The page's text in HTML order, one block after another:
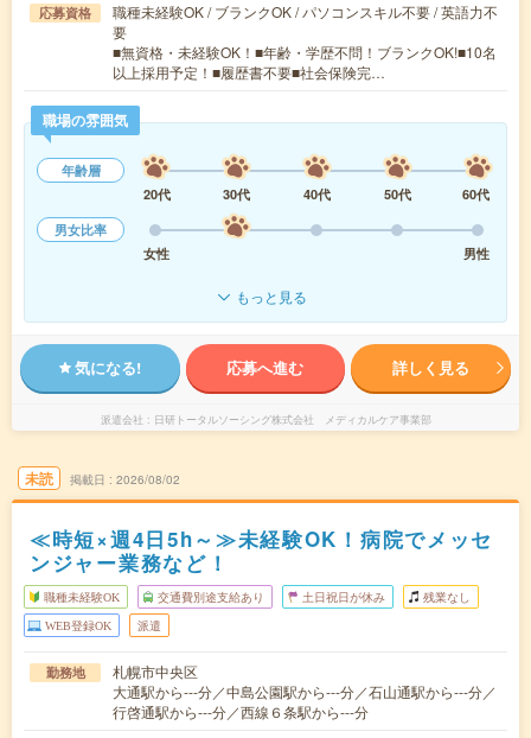
応募資格
職種未経験OK / ブランクOK / パソコンスキル不要 / 英語力不
要
■無資格・未経験OK！■年齢・学歴不問！ブランクOK!■10名
以上採用予定！■履歴書不要■社会保険完…
職場の雰囲気
年齢層
20代
30代 40代 50代
60代
男女比率
女性
男性
もっと見る
気になる! 応募へ進む 詳しく見る
派遣会社 日研トータルソーシング株式会社 メディカルケア事業部
未読 掲載日 2026/08/02
≪時短×週4日5h～≫未経験OK！病院でメッセ
ンジャー業務など！
職種未経験OK 交通費別途支給あり 土日祝日が休み 残業なし
WEB登録OK 派遣
勤務地
札幌市中央区
大通駅から---分／中島公園駅から---分／石山通駅から---分／
行啓通駅から---分／西線６条駅から---分